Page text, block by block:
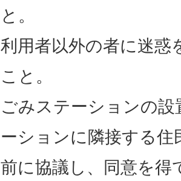
と。
利用者以外の者に迷惑
こと。
ごみステーションの
ーションに隣接する住
前に協議し、同意を得